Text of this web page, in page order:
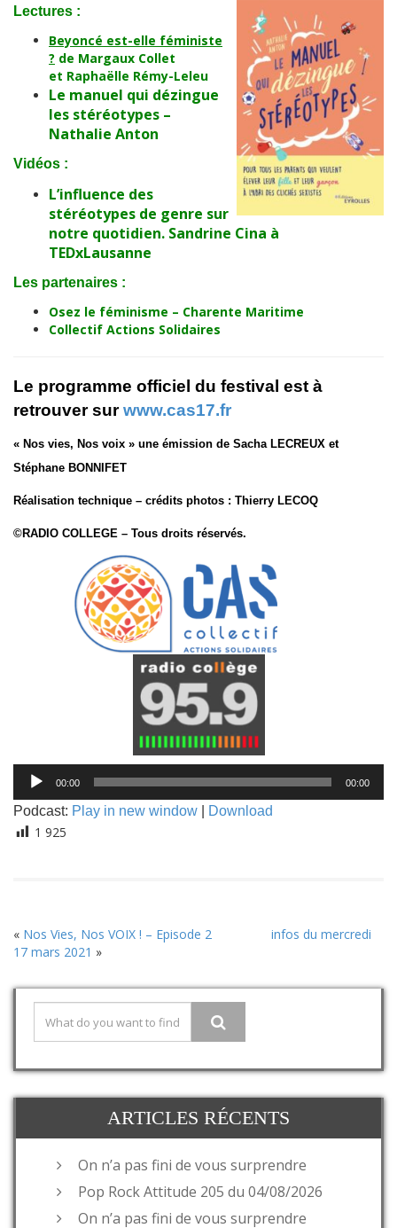
Lectures :
Beyoncé est-elle féministe
? de Margaux Collet
et Raphaëlle Rémy-Leleu
Le manuel qui dézingue
les stéréotypes –
Nathalie Anton
Vidéos :
L’influence des
stéréotypes de genre sur
notre quotidien. Sandrine Cina à
TEDxLausanne
Les partenaires :
Osez le féminisme – Charente Maritime
Collectif Actions Solidaires
Le programme officiel du festival est à
retrouver surwww.cas17.fr
« Nos vies, Nos voix » une émission de Sacha LECREUX et
Stéphane BONNIFET
Réalisation technique – crédits photos : Thierry LECOQ
©RADIO COLLEGE – Tous droits réservés.
Lecteur
audio
00:00 00:00
Podcast: Play in new window Download
1 925
« Nos Vies, Nos VOIX ! – Episode 2
infos du mercredi
17 mars 2021 »
ARTICLES RÉCENTS
On n’a pas fini de vous surprendre
Pop Rock Attitude 205 du 04/08/2026
On n’a pas fini de vous surprendre